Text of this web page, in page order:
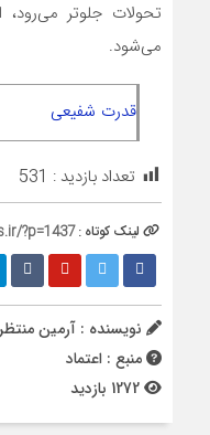
تحولات جلوتر می‌رود،
می‌شود.
قدرت شفیعی
تعداد بازدید : 531
لینک کوتاه :?p=1437
نویسنده : آرمين
منبع : اعتماد